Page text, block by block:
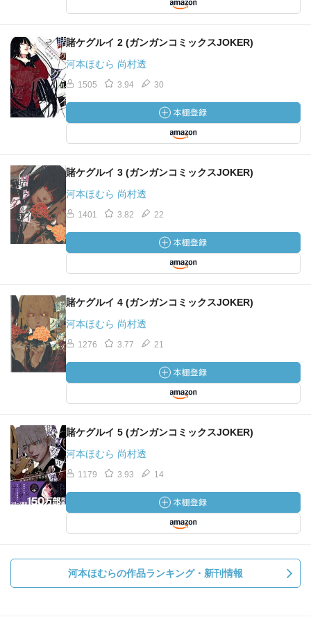
賭ケグルイ 2 (ガンガンコミックスJOKER)
河本ほむら 尚村透
1505 3.94 30
賭ケグルイ 3 (ガンガンコミックスJOKER)
河本ほむら 尚村透
1401 3.82 22
賭ケグルイ 4 (ガンガンコミックスJOKER)
河本ほむら 尚村透
1276 3.77 21
賭ケグルイ 5 (ガンガンコミックスJOKER)
河本ほむら 尚村透
1179 3.93 14
河本ほむらの作品ランキング・新刊情報